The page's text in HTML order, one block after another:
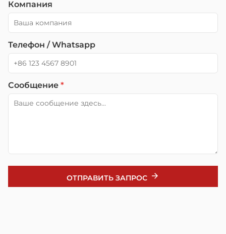
Компания
Телефон / Whatsapp
Сообщение *
ОТПРАВИТЬ ЗАПРОС